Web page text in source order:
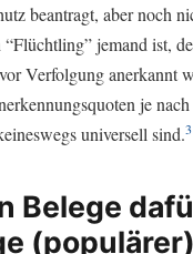
beantragt, aber noch
jemand ist,
Verfolgung anerkannt
je
universell sind.3
Belege